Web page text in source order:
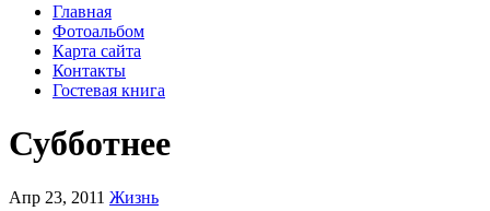
Главная
Фотоальбом
Карта сайта
Контакты
Гостевая книга
Субботнее
Апр 23, 2011 Жизнь